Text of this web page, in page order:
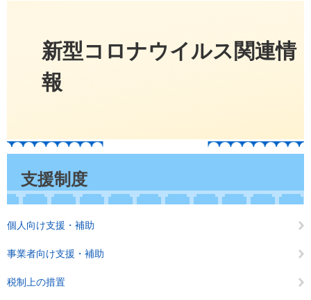
新型コロナウイルス関連情
報
支援制度
個人向け支援・補助
事業者向け支援・補助
税制上の措置